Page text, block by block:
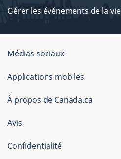
Gérer les événements de la vie
Organisation
du
gouvernement
du
Canada
Médias sociaux
Applications mobiles
À propos de Canada.ca
Avis
Confidentialité